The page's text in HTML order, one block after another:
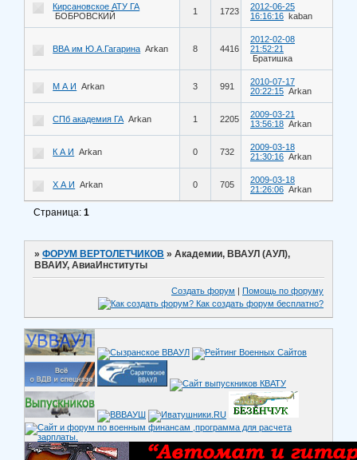
Кирсановское АТУ ГА
БОБРОВСКИЙ
1 1723
2012-06-25
16:16:16 kaban
ВВА им Ю.А.Гагарина Arkan 8 4416
2012-02-08
21:52:21
Братишка
М А И Arkan 3 991
2010-07-17
20:22:15 Arkan
СПб академия ГА Arkan 1 2205
2009-03-21
13:56:18 Arkan
К А И Arkan 0 732
2009-03-18
21:30:16 Arkan
Х А И Arkan 0 705
2009-03-18
21:26:06 Arkan
Страница:1
»ФОРУМ ВЕРТОЛЕТЧИКОВ »Академии, ВВАУЛ (АУЛ),
ВВАИУ, АвиаИнституты
Создать форум | Помощь по форуму